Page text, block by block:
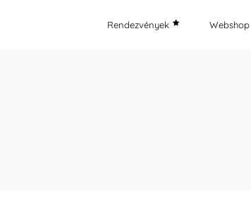
Rendezvények Webshop